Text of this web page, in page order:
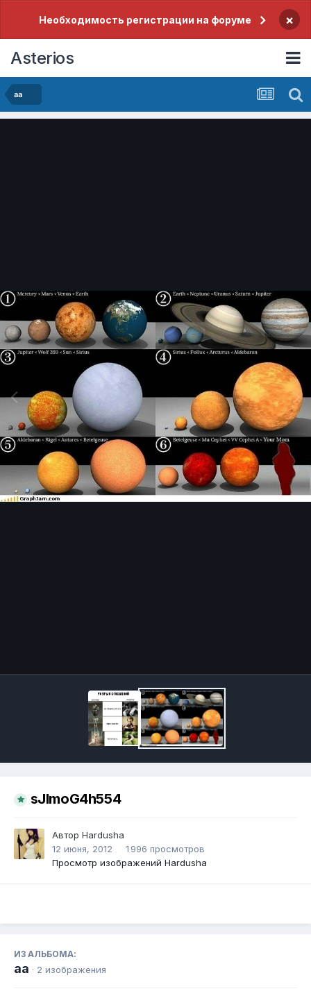
Необходимость регистрации на форуме ×
Asterios
aa
sJlmoG4h554
Автор Hardusha
12 июня, 2012
1 996 просмотров
Просмотр изображений Hardusha
ИЗ АЛЬБОМА:
aa · 2 изображения